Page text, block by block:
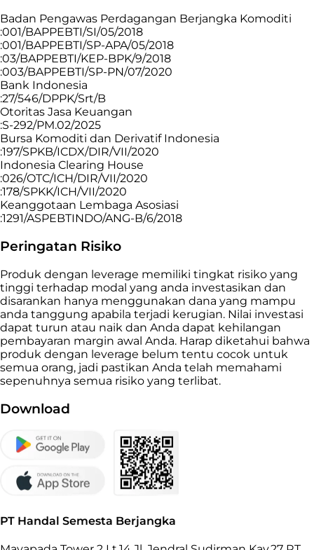
Badan Pengawas Perdagangan Berjangka Komoditi
:001/BAPPEBTI/SI/05/2018
:001/BAPPEBTI/SP-APA/05/2018
:03/BAPPEBTI/KEP-BPK/9/2018
:003/BAPPEBTI/SP-PN/07/2020
Bank Indonesia
:27/546/DPPK/Srt/B
Otoritas Jasa Keuangan
:S-292/PM.02/2025
Bursa Komoditi dan Derivatif Indonesia
:197/SPKB/ICDX/DIR/VII/2020
Indonesia Clearing House
:026/OTC/ICH/DIR/VII/2020
:178/SPKK/ICH/VII/2020
Keanggotaan Lembaga Asosiasi
:1291/ASPEBTINDO/ANG-B/6/2018
Peringatan Risiko
Produk dengan leverage memiliki tingkat risiko yang
tinggi terhadap modal yang anda investasikan dan
disarankan hanya menggunakan dana yang mampu
anda tanggung apabila terjadi kerugian. Nilai investasi
dapat turun atau naik dan Anda dapat kehilangan
pembayaran margin awal Anda. Harap diketahui bahwa
produk dengan leverage belum tentu cocok untuk
semua orang, jadi pastikan Anda telah memahami
sepenuhnya semua risiko yang terlibat.
Download
PT Handal Semesta Berjangka